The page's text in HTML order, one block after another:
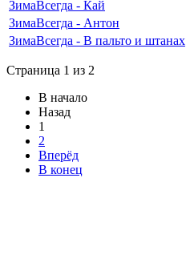
ЗимаВсегда - Кай
ЗимаВсегда - Антон
ЗимаВсегда - В пальто и штанах
Страница 1 из 2
В начало
Назад
1
2
Вперёд
В конец